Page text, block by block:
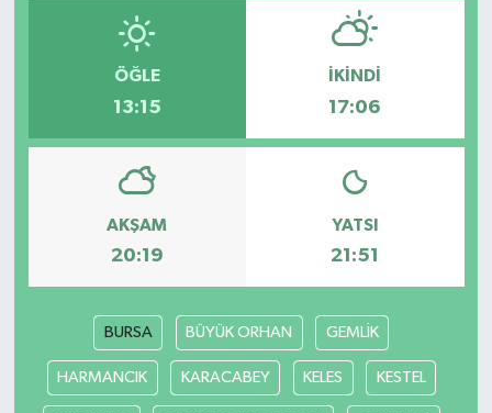
ÖĞLE
13:15
İKINDI
17:06
AKŞAM
20:19
YATSI
21:51
BURSA BÜYÜK ORHAN GEMLİK
HARMANCIK KARACABEY KELES KESTEL